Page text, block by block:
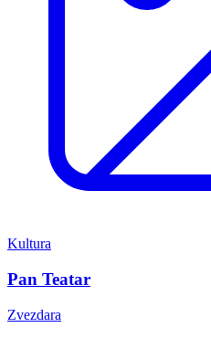
Kultura
Pan Teatar
Zvezdara